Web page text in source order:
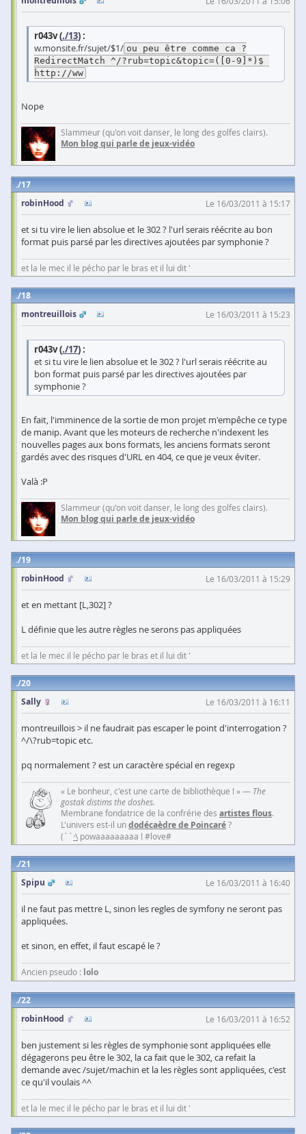
r043v (./13) :
w.monsite.fr/sujet/$1/ ou peu être comme ca ?
RedirectMatch ^/?rub=topic&topic=([0-9]*)$
http://ww
Nope
Slammeur (qu'on voit danser, le long des golfes clairs).
Mon blog qui parle de jeux-vidéo
17
robinHood
Le 16/03/2011 à 15:17
et si tu vire le lien absolue et le 302 ? l'url serais réécrite au bon
format puis parsé par les directives ajoutées par symphonie ?
et la le mec il le pécho par le bras et il lui dit '
18
montreuillois
Le 16/03/2011 à 15:23
r043v (./17) :
et si tu vire le lien absolue et le 302 ? l'url serais réécrite au
bon format puis parsé par les directives ajoutées par
symphonie ?
En fait, l'imminence de la sortie de mon projet m'empêche ce type
de manip. Avant que les moteurs de recherche n'indexent les
nouvelles pages aux bons formats, les anciens formats seront
gardés avec des risques d'URL en 404, ce que je veux éviter.
Valà :P
Slammeur (qu'on voit danser, le long des golfes clairs).
Mon blog qui parle de jeux-vidéo
19
robinHood
Le 16/03/2011 à 15:29
et en mettant [L,302] ?
L définie que les autre règles ne serons pas appliquées
et la le mec il le pécho par le bras et il lui dit '
20
Sally
Le 16/03/2011 à 16:11
montreuillois > il ne faudrait pas escaper le point d'interrogation ?
^/\?rub=topic etc.
pq normalement ? est un caractère spécial en regexp
« Le bonheur, c'est une carte de bibliothèque ! » — The
gostak distims the doshes.
Membrane fondatrice de la confrérie des artistes flous.
L'univers est-il undodécaèdre de Poincaré?
(``·\ powaaaaaaaaa ! #love#
21
Spipu
Le 16/03/2011 à 16:40
il ne faut pas mettre L, sinon les regles de symfony ne seront pas
appliquées.
et sinon, en effet, il faut escapé le ?
Ancien pseudo : lolo
22
robinHood
Le 16/03/2011 à 16:52
ben justement si les règles de symphonie sont appliquées elle
dégagerons peu être le 302, la ca fait que le 302, ca refait la
demande avec /sujet/machin et la les règles sont appliquées, c'est
ce qu'il voulais ^^
et la le mec il le pécho par le bras et il lui dit '